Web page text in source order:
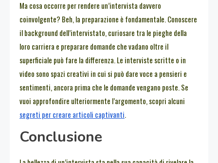
Ma cosa occorre per rendere un’intervista davvero
coinvolgente? Beh, la preparazione è fondamentale. Conoscere
il background dell’intervistato, curiosare tra le pieghe della
loro carriera e preparare domande che vadano oltre il
superficiale può fare la differenza. Le interviste scritte o in
video sono spazi creativi in cui si può dare voce a pensieri e
sentimenti, ancora prima che le domande vengano poste. Se
vuoi approfondire ulteriormente l’argomento, scopri alcuni
segreti per creare articoli captivanti.
Conclusione